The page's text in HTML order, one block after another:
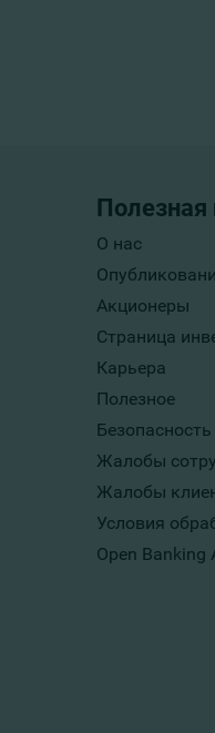
О нас
Акционеры
Страница
Карьера
Полезное
Безопасность
Жалобы
Жалобы
Условия
Open Banking